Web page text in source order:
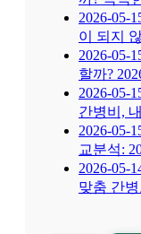
2026-05-
이 되지
2026-05-
할까?
2026-05-
간병비,
2026-05-
교분석:
2026-05-
맞춤 간